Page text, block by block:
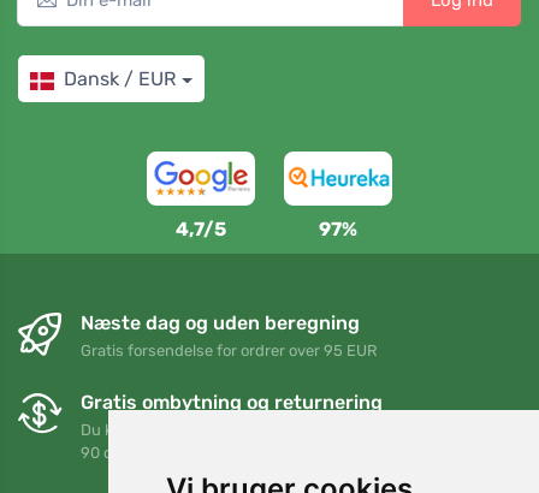
Dansk / EUR
4,7/5 97%
Næste dag og uden beregning
Gratis forsendelse for ordrer over 95 EUR
Gratis ombytning og returnering
Du kan returnere eller bytte din ordre når som helst inden for
90 dage